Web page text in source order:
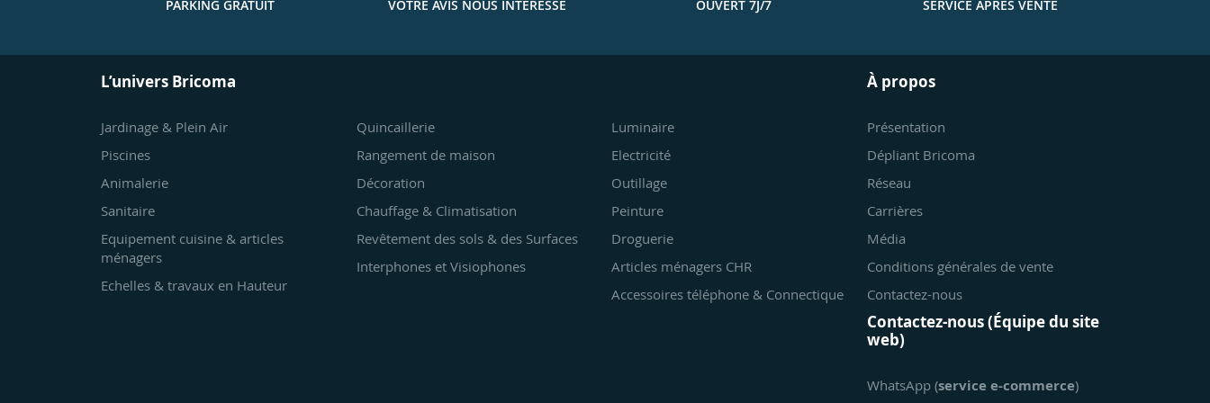
PARKING GRATUIT VOTRE AVIS NOUS INTÉRESSE OUVERT 7J/7 SERVICE APRÈS VENTE
L’univers Bricoma
Jardinage & Plein Air
Piscines
Animalerie
Sanitaire
Equipement cuisine & articles
ménagers
Echelles & travaux en Hauteur
Quincaillerie
Rangement de maison
Décoration
Chauffage & Climatisation
Revêtement des sols & des Surfaces
Interphones et Visiophones
Luminaire
Electricité
Outillage
Peinture
Droguerie
Articles ménagers CHR
Accessoires téléphone & Connectique
À propos
Présentation
Dépliant Bricoma
Réseau
Carrières
Média
Conditions générales de vente
Contactez-nous
Contactez-nous (Équipe du site
web)
WhatsApp (service e-commerce)